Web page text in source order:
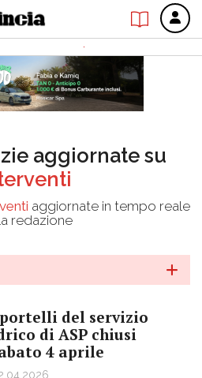
aggiornate su
aggiornate in tempo reale
redazione
del servizio
di ASP chiusi
4 aprile